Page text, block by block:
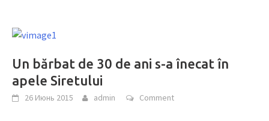
Un bărbat de 30 de ani s-a înecat în
apele Siretului
26 Июнь 2015 admin Comment